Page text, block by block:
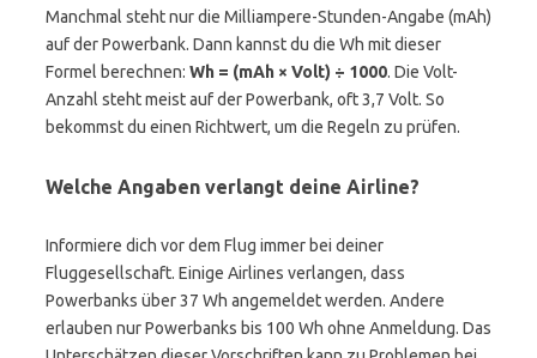
Manchmal steht nur die Milliampere-Stunden-Angabe (mAh)
auf der Powerbank. Dann kannst du die Wh mit dieser
Formel berechnen: Wh = (mAh × Volt) ÷ 1000. Die Volt-
Anzahl steht meist auf der Powerbank, oft 3,7 Volt. So
bekommst du einen Richtwert, um die Regeln zu prüfen.
Welche Angaben verlangt deine Airline?
Informiere dich vor dem Flug immer bei deiner
Fluggesellschaft. Einige Airlines verlangen, dass
Powerbanks über 37 Wh angemeldet werden. Andere
erlauben nur Powerbanks bis 100 Wh ohne Anmeldung. Das